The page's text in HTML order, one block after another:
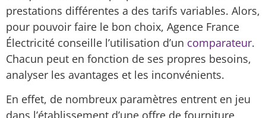
prestations différentes a des tarifs variables. Alors,
pour pouvoir faire le bon choix, Agence France
Électricité conseille l’utilisation d’un comparateur.
Chacun peut en fonction de ses propres besoins,
analyser les avantages et les inconvénients.
En effet, de nombreux paramètres entrent en jeu
dans l’établissement d’une offre de fourniture